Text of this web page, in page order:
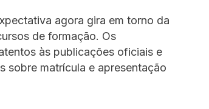
agora gira em torno da
de formação. Os
às publicações oficiais e
sobre matrícula e apresentação